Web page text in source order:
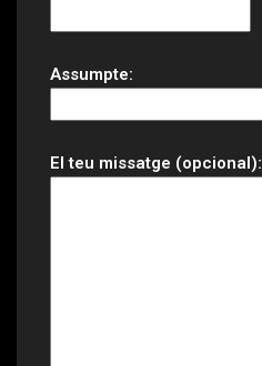
Assumpte:
El teu missatge (opcional):